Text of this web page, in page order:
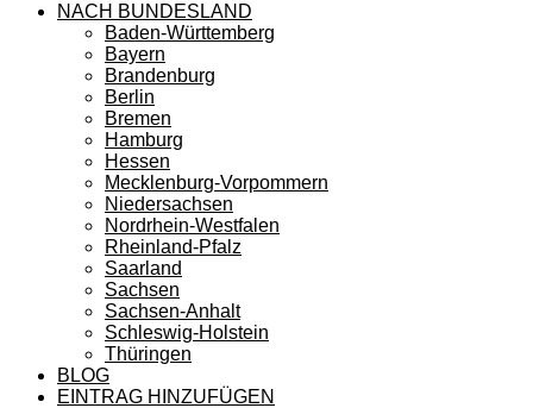
NACH BUNDESLAND
Baden-Württemberg
Bayern
Brandenburg
Berlin
Bremen
Hamburg
Hessen
Mecklenburg-Vorpommern
Niedersachsen
Nordrhein-Westfalen
Rheinland-Pfalz
Saarland
Sachsen
Sachsen-Anhalt
Schleswig-Holstein
Thüringen
BLOG
EINTRAG HINZUFÜGEN